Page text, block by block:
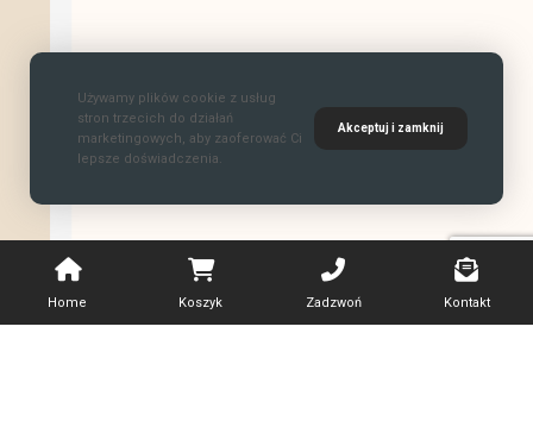
Home Koszyk Zadzwoń Kontakt
Używamy plików cookie z usług
stron trzecich do działań
marketingowych, aby zaoferować Ci
lepsze doświadczenia.
Akceptuj i zamknij